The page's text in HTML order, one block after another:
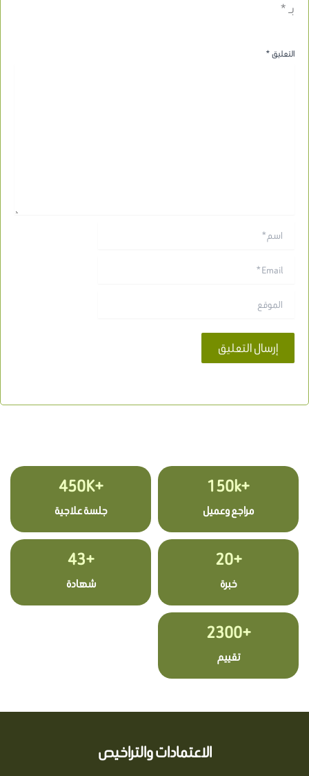
بـ*
التعليق*
+150k
مراجع وعميل
+450K
جلسة علاجية
+20
خبرة
+43
شهادة
+2300
تقييم
الاعتمادات والتراخيص